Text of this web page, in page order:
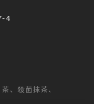
4
、殺菌抹茶、